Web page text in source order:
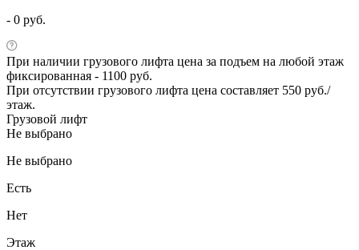
- 0 руб.
При наличии грузового лифта цена за подъем на любой этаж
фиксированная - 1100 руб.
При отсутствии грузового лифта цена составляет 550 руб./
этаж.
Грузовой лифт
Не выбрано
Не выбрано
Есть
Нет
Этаж